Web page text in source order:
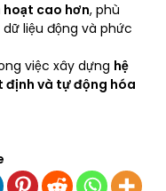
hoạt cao hơn, phù
liệu động và phức
việc xây dựng hệ
định và tự động hóa